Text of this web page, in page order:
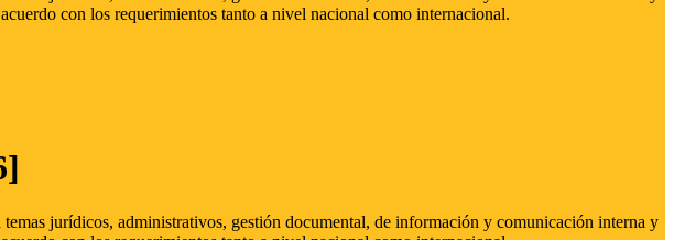
con los requerimientos tanto a nivel nacional como internacional.
jurídicos, administrativos, gestión documental, de información y comunicación interna y